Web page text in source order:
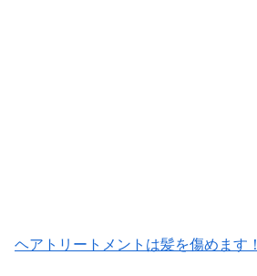
ヘアトリートメントは髪を傷めます！